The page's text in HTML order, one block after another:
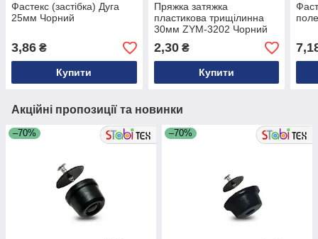
Фастекс (застібка) Дуга
25мм Чорний
3,86 ₴
Купити
Пряжка затяжка
пластикова трищілинна
30мм ZYM-3202 Чорний
2,30₴
Купити
Акційні пропозиції та новинки
–70% –70%